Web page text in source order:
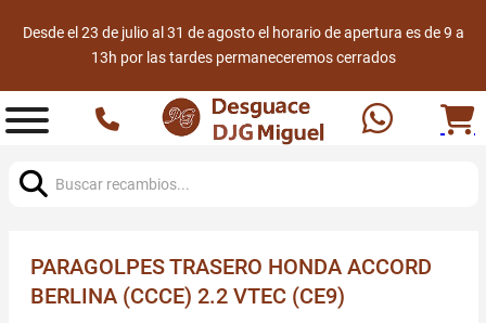
Desde el 23 de julio al 31 de agosto el horario de apertura es de 9 a
13h por las tardes permaneceremos cerrados
PARAGOLPES TRASERO HONDA ACCORD
BERLINA (CCCE) 2.2 VTEC (CE9)